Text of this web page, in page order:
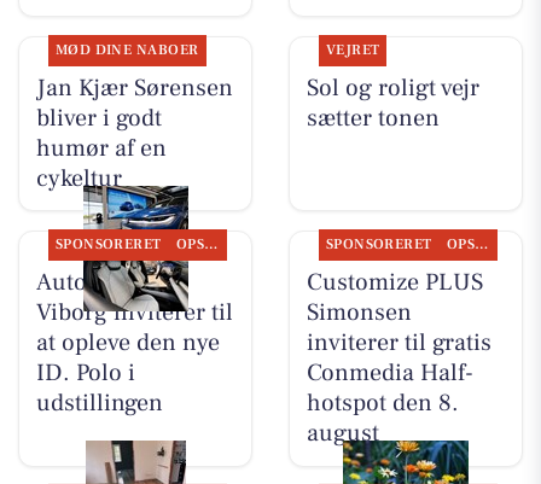
MØD DINE NABOER
Jan Kjær Sørensen
bliver i godt
humør af en
cykeltur
VEJRET
Sol og roligt vejr
sætter tonen
SPONSORERET OPSLAGSTAVLEN
Autocentralen
Viborg inviterer til
at opleve den nye
ID. Polo i
udstillingen
SPONSORERET OPSLAGSTAVLEN
Customize PLUS
Simonsen
inviterer til gratis
Conmedia Half-
hotspot den 8.
august